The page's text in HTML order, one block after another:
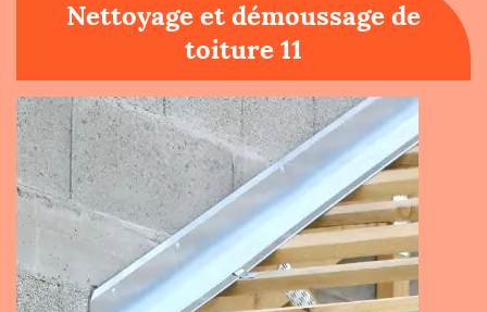
Nettoyage et démoussage de
toiture 11